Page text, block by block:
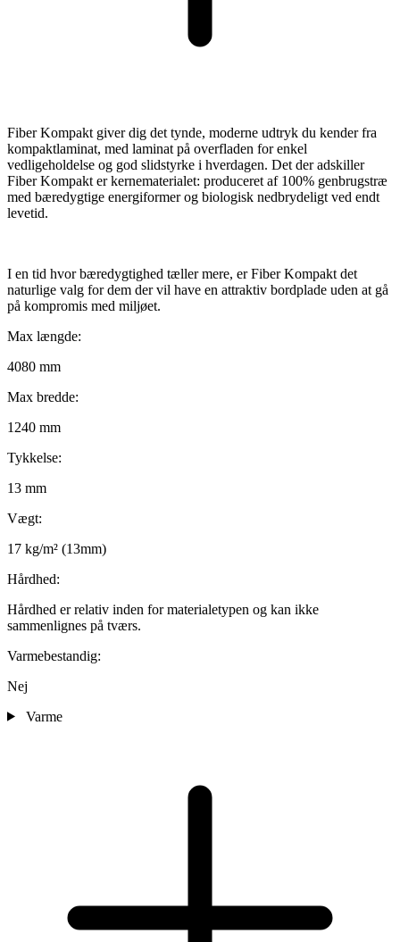
Fiber Kompakt giver dig det tynde, moderne udtryk du kender fra
kompaktlaminat, med laminat på overfladen for enkel
vedligeholdelse og god slidstyrke i hverdagen. Det der adskiller
Fiber Kompakt er kernematerialet: produceret af 100% genbrugstræ
med bæredygtige energiformer og biologisk nedbrydeligt ved endt
levetid.
I en tid hvor bæredygtighed tæller mere, er Fiber Kompakt det
naturlige valg for dem der vil have en attraktiv bordplade uden at gå
på kompromis med miljøet.
Max længde:
4080 mm
Max bredde:
1240 mm
Tykkelse:
13 mm
Vægt:
17 kg/m² (13mm)
Hårdhed:
Hårdhed er relativ inden for materialetypen og kan ikke
sammenlignes på tværs.
Varmebestandig:
Nej
Varme